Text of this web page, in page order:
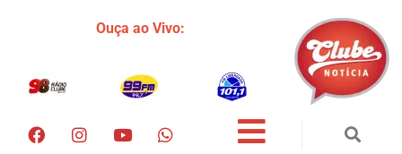
Ouça ao Vivo: